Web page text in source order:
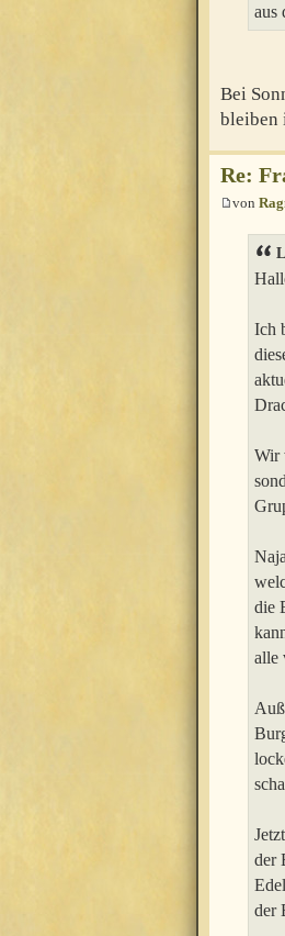
aus
Bei
bleiben
Re:
von
Ich
Wir
die
alle
der
der